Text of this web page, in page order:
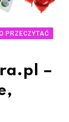
PRZECZYTAĆ
–